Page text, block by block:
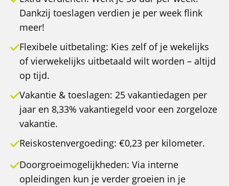
Dankzij toeslagen verdien je per week flink
meer!
Flexibele uitbetaling: Kies zelf of je wekelijks
of vierwekelijks uitbetaald wilt worden – altijd
op tijd.
Vakantie & toeslagen: 25 vakantiedagen per
jaar en 8,33% vakantiegeld voor een zorgeloze
vakantie.
Reiskostenvergoeding: €0,23 per kilometer.
Doorgroeimogelijkheden: Via interne
opleidingen kun je verder groeien in je